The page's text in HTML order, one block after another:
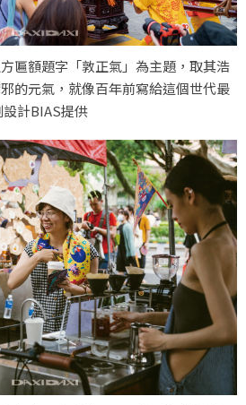
匾額題字「敦正氣」為主題，取其浩
的元氣，就像百年前寫給這個世代最
計BIAS提供